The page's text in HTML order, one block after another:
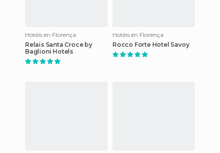
Hotéis en Florença
Relais Santa Croce by
Baglioni Hotels
Hotéis en Florença
Rocco Forte Hotel Savoy